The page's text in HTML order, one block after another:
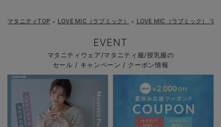
マタニティTOP ＞ LOVE MIC（ラブミック） ＞ LOVE MIC（ラブミック） マ
EVENT
マタニティウェア/マタニティ服/授乳服の
セール / キャンペーン / クーポン情報